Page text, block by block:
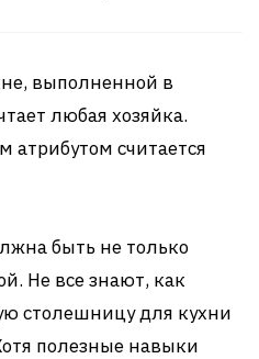
выполненной в
любая хозяйка.
считается
быть не только
Не все знают, как
столешницу для кухни
полезные навыки